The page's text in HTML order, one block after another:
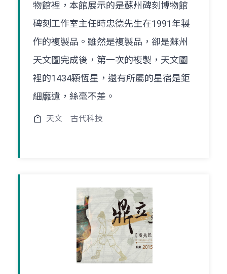
物館裡，本館展示的是蘇州碑刻博物館
碑刻工作室主任時忠德先生在1991年製
作的複製品。雖然是複製品，卻是蘇州
天文圖完成後，第一次的複製，天文圖
裡的1434顆恆星，還有所屬的星宿是鉅
細靡遺，絲毫不差。
天文 古代科技